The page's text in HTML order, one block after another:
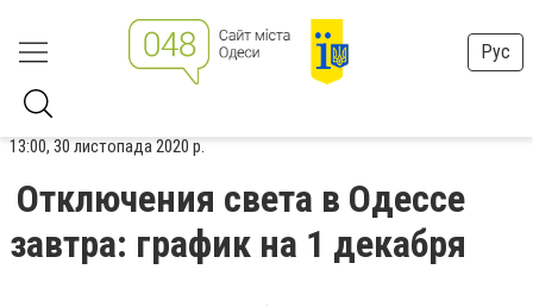
Рус
13:00, 30 листопада 2020 р.
Отключения света в Одессе
завтра: график на 1 декабря